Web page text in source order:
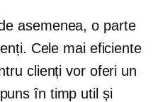
asemenea, o parte
Cele mai eficiente
clienți vor oferi un
în timp util și